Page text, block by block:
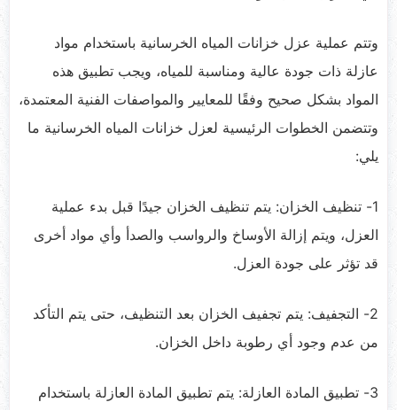
وتتم عملية عزل خزانات المياه الخرسانية باستخدام مواد
عازلة ذات جودة عالية ومناسبة للمياه، ويجب تطبيق هذه
المواد بشكل صحيح وفقًا للمعايير والمواصفات الفنية المعتمدة،
وتتضمن الخطوات الرئيسية لعزل خزانات المياه الخرسانية ما
يلي:
1- تنظيف الخزان: يتم تنظيف الخزان جيدًا قبل بدء عملية
العزل، ويتم إزالة الأوساخ والرواسب والصدأ وأي مواد أخرى
قد تؤثر على جودة العزل.
2- التجفيف: يتم تجفيف الخزان بعد التنظيف، حتى يتم التأكد
من عدم وجود أي رطوبة داخل الخزان.
3- تطبيق المادة العازلة: يتم تطبيق المادة العازلة باستخدام